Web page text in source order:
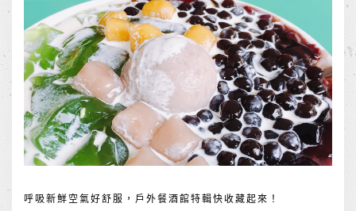
呼吸新鮮空氣好舒服，戶外餐酒館特輯快收藏起來！